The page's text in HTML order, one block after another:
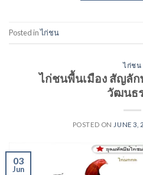
Posted inไก่ชน
ไก่ชน
ไก่ชนพื้นเมือง สัญลั
วัฒนธ
POSTED ON JUNE 3,
03
Jun